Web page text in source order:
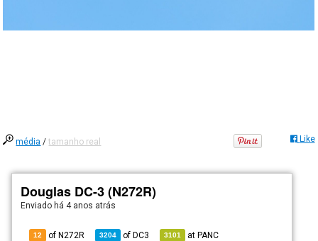
média /tamanho real Like
Douglas DC-3 (N272R)
Enviado há 4 anos atrás
12 of N272R 3204 ofDC3 3101 atPANC